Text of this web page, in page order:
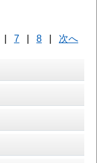
| 7 | 8 | 次へ